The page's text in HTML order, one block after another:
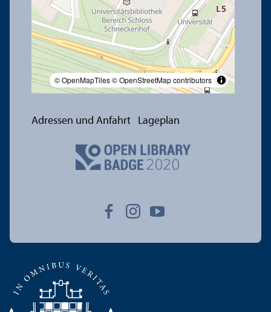
© OpenMapTiles© OpenStreetMap contributors
Adressen und Anfahrt Lageplan